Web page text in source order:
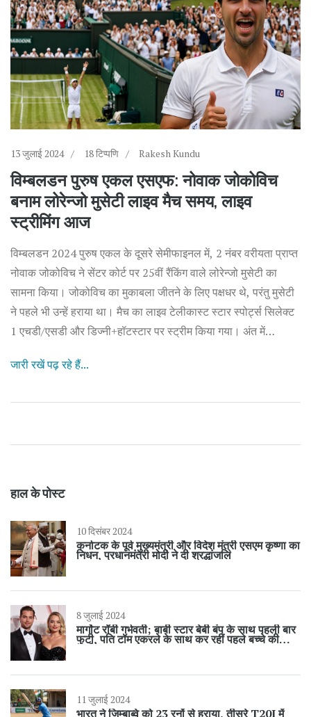
13 जुलाई 2024 18 टिप्पणि Rakesh Kundu
विम्बलडन पुरुष एकल एसएफ: नोवाक जोकोविच
बनाम लोरेन्जो मुसेटी लाइव मैच समय, लाइव
स्ट्रीमिंग आज
विम्बलडन 2024 पुरुष एकल के दूसरे सेमीफाइनल में, 2 नंबर वरीयता प्राप्त
नोवाक जोकोविच ने सेंटर कोर्ट पर 25वीं रैंकिंग वाले लोरेन्जो मुसेटी का
सामना किया। जोकोविच का मुकाबला जीतने के लिए पक्षधर थे, परंतु मुसेटी
ने पहले भी उन्हें हराया था। मैच का लाइव टेलीकास्ट स्टार स्पोर्ट्स सिलेक्ट
1 एचडी/एसडी और डिज्नी+हॉटस्टार पर स्ट्रीम किया गया। अंत में
जारी रखें पढ़ रहे हैं...
हाल के पोस्ट
10 दिसंबर 2024
कर्नाटक के पूर्व मुख्यमंत्री और विदेश मंत्री एसएम कृष्णा का
निधन, प्रधानमंत्री मोदी ने दी श्रद्धांजलि
8 जुलाई 2024
मार्गोट रॉबी गर्भवती; बार्बी स्टार बेबी बंप के साथ पहली बार
फुटी, पति टॉम एकरले के साथ कर रहीं पहले बच्चे की
उम्मीद
11 जुलाई 2024
भारत ने जिम्बाब्वे को 23 रनों से हराया, तीसरे T20I में